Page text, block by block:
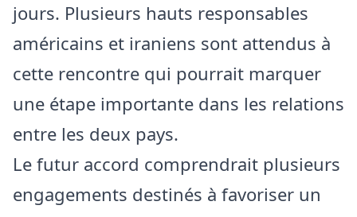
jours. Plusieurs hauts responsables
américains et iraniens sont attendus à
cette rencontre qui pourrait marquer
une étape importante dans les relations
entre les deux pays.
Le futur accord comprendrait plusieurs
engagements destinés à favoriser un